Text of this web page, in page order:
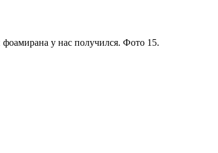
фоамирана у нас получился. Фото 15.